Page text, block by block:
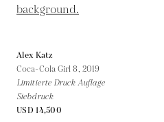
Alex Katz
Coca-Cola Girl 8, 2019
Limitierte Druck Auflage
Siebdruck
USD 14,500